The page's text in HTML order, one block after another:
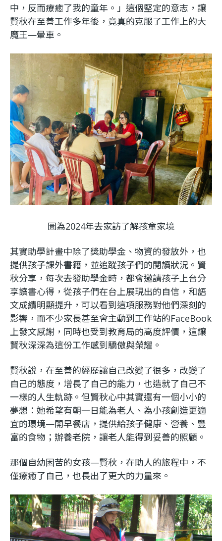
中，反而療癒了我的童年。」這個堅定的意志，讓
賢秋在至善工作多年後，竟真的克服了工作上的大
魔王—暈車。
圖為2024年去家訪了解孩童家境
其實助學計畫中除了獎助學金、物資的發放外，也
提供孩子課外書籍，並追蹤孩子們的閱讀狀況。賢
秋分享，每次去發助學金時，都會邀請孩子上台分
享讀書心得，從孩子們在台上展現出的自信，和語
文成績明顯提升，可以看到這項服務對他們深刻的
影響，而不少家長甚至會主動到工作站的FaceBook
上發文感謝，同時也受到教育局的高度評價，這讓
賢秋深深為這份工作感到驕傲與榮耀。
賢秋說，在至善的經歷讓自己改變了很多，改變了
自己的態度，增長了自己的能力，也造就了自己不
一樣的人生軌跡。但賢秋心中其實還有一個小小的
夢想：她希望有朝一日能為老人、為小孩創造更適
宜的環境—開早餐店，提供給孩子健康、營養、豐
富的食物；辦養老院，讓老人能得到妥善的照顧。
那個自幼困苦的女孩—賢秋，在助人的旅程中，不
僅療癒了自己，也長出了更大的力量來。